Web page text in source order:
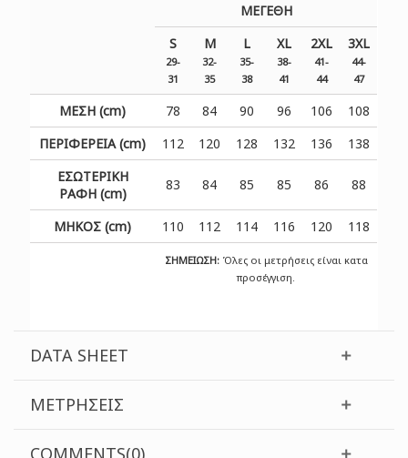
ΜΕΓΕΘΗ
S
29-
31
M
32-
35
L
35-
38
XL
38-
41
2XL
41-
44
3XL
44-
47
ΣΗΜΕΙΩΣΗ:Όλες οι μετρήσεις είναι κατα
προσέγγιση.
ΜΕΣΗ (cm) 78 84 90 96 106
108
ΠΕΡΙΦΕΡΕΙΑ (cm)
112 120 128 132 136
138
ΕΣΩΤΕΡΙΚΗ
ΡΑΦΗ (cm)
83 84 85 85 86 88
ΜΗΚΟΣ (cm) 110 112 114 116 120 118
DATA SHEET
ΜΕΤΡΉΣΕΙΣ
COMMENTS(0)